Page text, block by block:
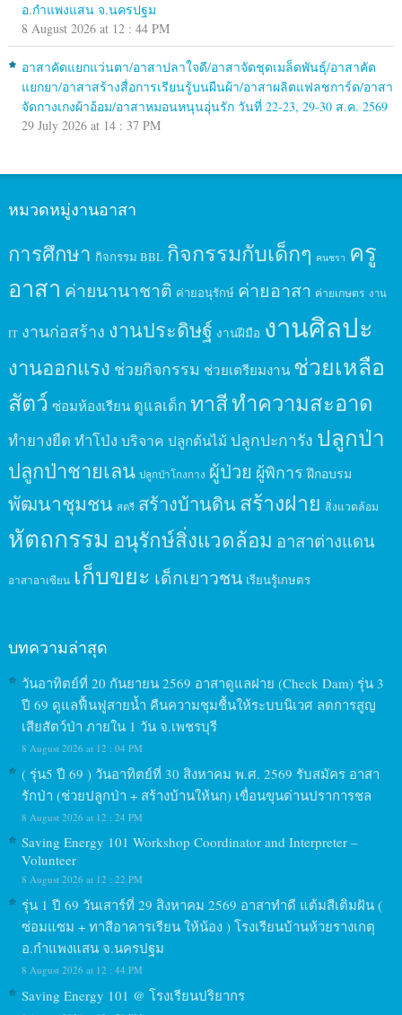
อ.กำแพงแสน จ.นครปฐม
8 August 2026 at 12 : 44 PM
อาสาคัดแยกแว่นตา/อาสาปลาใจดี/อาสาจัดชุดเมล็ดพันธุ์/อาสาคัด
แยกยา/อาสาสร้างสื่อการเรียนรู้บนผืนผ้า/อาสาผลิตแฟลชการ์ด/อาสา
จัดกางเกงผ้าอ้อม/อาสาหมอนหนุนอุ่นรัก วันที่ 22-23, 29-30 ส.ค. 2569
29 July 2026 at 14 : 37 PM
หมวดหมู่งานอาสา
การศึกษา กิจกรรม BBL กิจกรรมกับเด็กๆ คนชรา ครู
อาสา ค่ายนานาชาติ ค่ายอนุรักษ์ ค่ายอาสา ค่ายเกษตร งาน
IT งานก่อสร้าง งานประดิษฐ์ งานฝีมือ งานศิลปะ
งานออกแรง ช่วยกิจกรรม ช่วยเตรียมงาน ช่วยเหลือ
สัตว์ ซ่อมห้องเรียน ดูแลเด็ก ทาสีทำความสะอาด
ทำยางยืด ทำโป่ง บริจาค ปลูกต้นไม้ ปลูกปะการัง ปลูกป่า
ปลูกป่าชายเลน ปลูกป่าโกงกาง ผู้ป่วย ผู้พิการ ฝึกอบรม
พัฒนาชุมชน สตรี สร้างบ้านดินสร้างฝาย สิ่งแวดล้อม
หัตถกรรม อนุรักษ์สิ่งแวดล้อม อาสาต่างแดน
อาสาอาเซียน เก็บขยะ เด็กเยาวชน เรียนรู้เกษตร
บทความล่าสุด
วันอาทิตย์ที่ 20 กันยายน 2569 อาสาดูแลฝาย (Check Dam) รุ่น 3
ปี 69 ดูแลฟื้นฟูสายน้ำ คืนความชุมชื้นให้ระบบนิเวศ ลดการสูญ
เสียสัตว์ป่า ภายใน 1 วัน จ.เพชรบุรี
8 August 2026 at 12 : 04 PM
( รุ่น5 ปี 69 ) วันอาทิตย์ที่ 30 สิงหาคม พ.ศ. 2569 รับสมัคร อาสา
รักป่า (ช่วยปลูกป่า + สร้างบ้านให้นก) เขื่อนขุนด่านปราการชล
8 August 2026 at 12 : 24 PM
Saving Energy 101 Workshop Coordinator and Interpreter –
Volunteer
8 August 2026 at 12 : 22 PM
รุ่น 1 ปี 69 วันเสาร์ที่ 29 สิงหาคม 2569 อาสาทำดี แต้มสีเติมฝัน (
ซ่อมแซม + ทาสีอาคารเรียน ให้น้อง ) โรงเรียนบ้านห้วยรางเกตุ
อ.กำแพงแสน จ.นครปฐม
8 August 2026 at 12 : 44 PM
Saving Energy 101 @ โรงเรียนปริยากร